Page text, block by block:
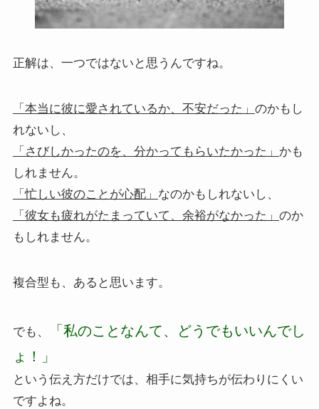
正解は、一つではないと思うんですね。
「本当に彼に愛されているか、不安だった」 のかもし
れないし、
「さびしかったのを、分かってもらいたかった」 かも
しれません。
「忙しい彼のことが心配」 なのかもしれないし、
「彼女も疲れがたまっていて、余裕がなかった」 のか
もしれません。
複合型も、あると思います。
でも、
「私のことなんて、どうでもいいんでし
ょ！」
という伝え方だけでは、相手に気持ちが伝わりにくい
ですよね。